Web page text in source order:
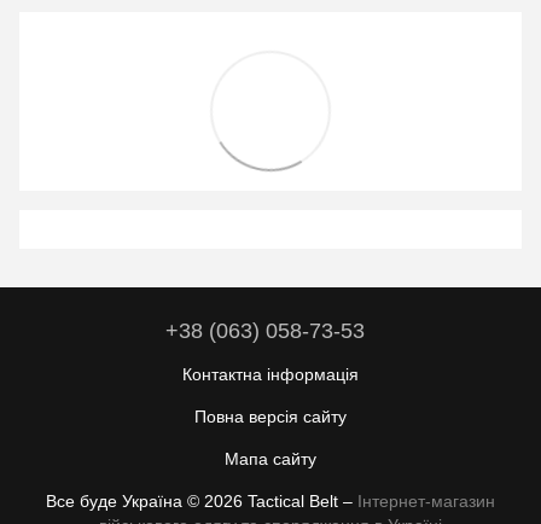
+38 (063) 058-73-53
Контактна інформація
Повна версія сайту
Мапа сайту
Все буде Україна © 2026 Tactical Belt – Інтернет-магазин